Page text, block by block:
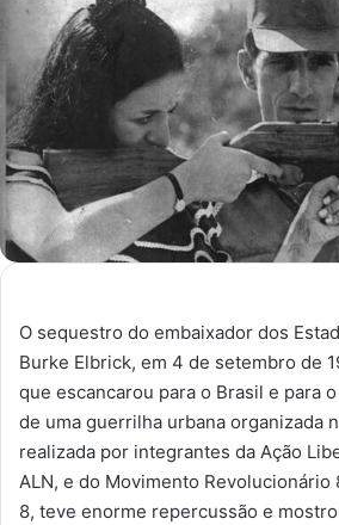
O sequestro do embaixador dos
Burke Elbrick, em 4 de setembro de
que escancarou para o Brasil e para
de uma guerrilha urbana organizada
realizada por integrantes da Ação
ALN, e do Movimento Revolucionário
8, teve enorme repercussão e